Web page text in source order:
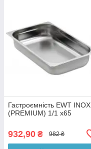
Гастроємність EWT INOX
(PREMIUM) 1/1 x65
932,90 ₴ 982 ₴